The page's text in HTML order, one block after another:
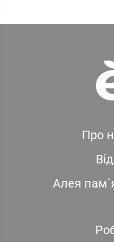
Про
Алея